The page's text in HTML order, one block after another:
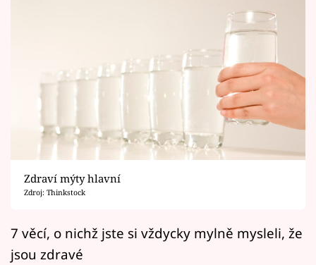
Horoskopy
Sledujte prima+
Filmový festival Karlovy Vary
Pořady
Mámy sobě
Zdraví mýty hlavní
Zdroj: Thinkstock
7 věcí, o nichž jste si vždycky mylně mysleli, že
jsou zdravé